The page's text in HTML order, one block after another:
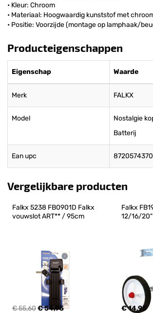
• Kleur: Chroom
• Materiaal: Hoogwaardig kunststof met
• Positie: Voorzijde (montage op lamphaak/
Producteigenschappen
Eigenschap Waarde
Merk FALKX
Model
Nostalgie
Batterij
Ean upc
Vergelijkbare producten
Falkx 5238 FB0901D Falkx
vouwslot ART** / 95cm
€ 55,60€ 54,95
Falkx
12/16/20"
€ 14,95